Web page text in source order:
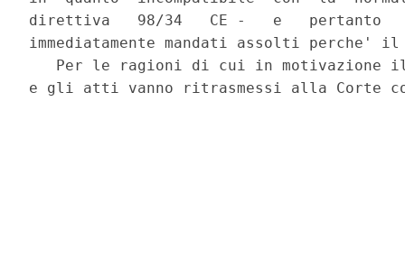
direttiva   98/34   CE -   e   pertanto
immediatamente mandati assolti perche'
Per le ragioni di cui in motivazione